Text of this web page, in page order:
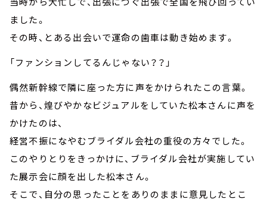
ました。
その時、とある出会いで運命の歯車は動き始めます。
「ファンションしてるんじゃない？？」
偶然新幹線で隣に座った方に声をかけられたこの言葉。
昔から、煌びやかなビジュアルをしていた松本さんに声を
かけたのは、
経営不振になやむブライダル会社の重役の方々でした。
このやりとりをきっかけに、ブライダル会社が実施してい
た展示会に顔を出した松本さん。
そこで、自分の思ったことをありのままに意見したとこ